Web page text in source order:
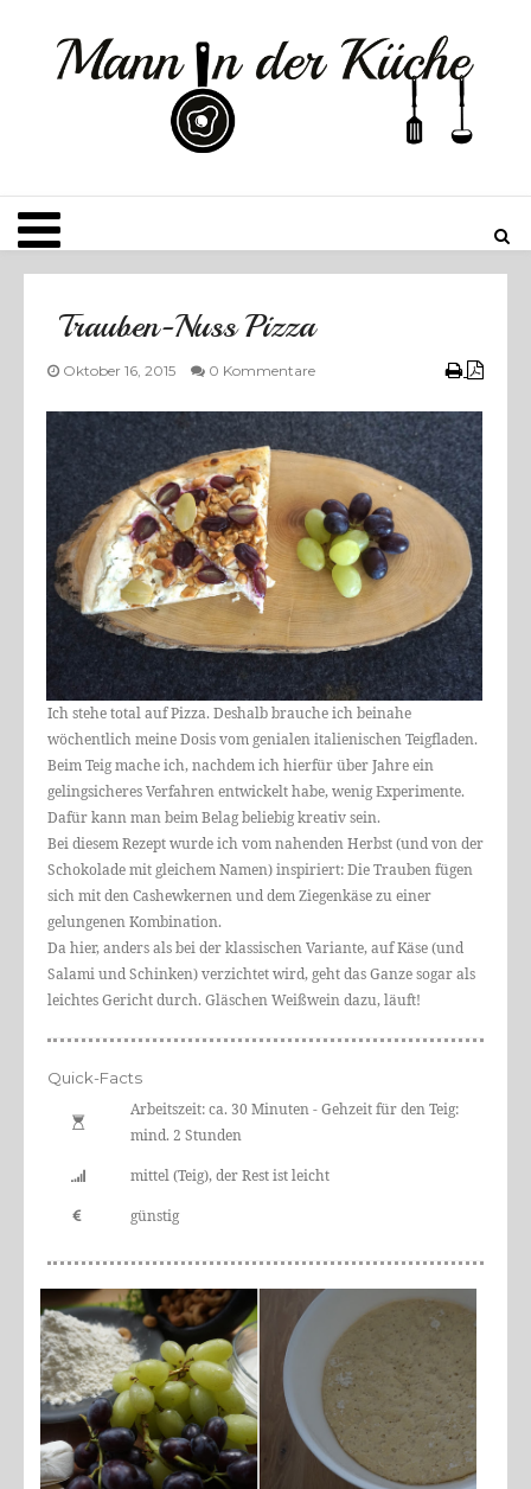
ÜBERSICHT
DER MANN
BLOGROLL
Trauben-Nuss Pizza
Oktober 16, 2015 0 Kommentare
Ich stehe total auf Pizza. Deshalb brauche ich beinahe
wöchentlich meine Dosis vom genialen italienischen Teigfladen.
Beim Teig mache ich, nachdem ich hierfür über Jahre ein
gelingsicheres Verfahren entwickelt habe, wenig Experimente.
Dafür kann man beim Belag beliebig kreativ sein.
Bei diesem Rezept wurde ich vom nahenden Herbst (und von der
Schokolade mit gleichem Namen) inspiriert: Die Trauben fügen
sich mit den Cashewkernen und dem Ziegenkäse zu einer
gelungenen Kombination.
Da hier, anders als bei der klassischen Variante, auf Käse (und
Salami und Schinken) verzichtet wird, geht das Ganze sogar als
leichtes Gericht durch. Gläschen Weißwein dazu, läuft!
Quick-Facts
Arbeitszeit:ca. 30 Minuten-Gehzeit für den Teig:
mind. 2 Stunden
mittel (Teig), der Rest ist leicht
günstig